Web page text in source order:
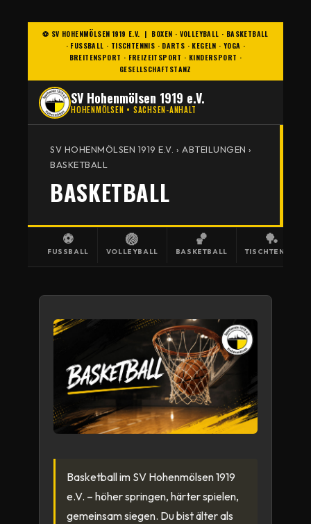
⚽ SV HOHENMÖLSEN 1919 E.V. | BOXEN · VOLLEYBALL · BASKETBALL
· FUSSBALL · TISCHTENNIS · DARTS · KEGELN · YOGA · B
REITENSPORT · FREIZEITSPORT · KINDERSPORT · G
ESELLSCHAFTSTANZ
SV Hohenmölsen 1919 e.V.
HOHENMÖLSEN • SACHSEN-ANHALT
SV HOHENMÖLSEN 1919 E.V. › ABTEILUNGEN ›
BASKETBALL
BASKETBALL
⚽
FUSSBALL
🏐
VOLLEYBALL
🏀
BASKETBALL
🏓
TISCHTENNIS
Basketball im SV Hohenmölsen 1919
e.V. – höher springen, härter spielen,
gemeinsam siegen. Du bist älter als